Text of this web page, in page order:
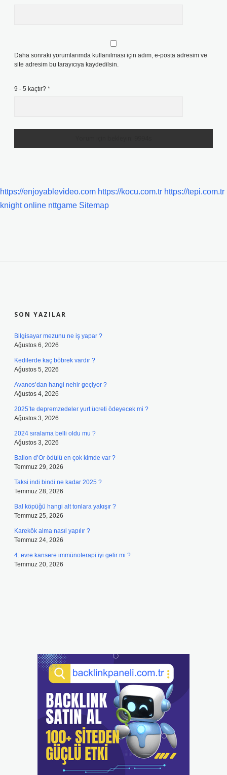
Daha sonraki yorumlarımda kullanılması için adım, e-posta adresim ve
site adresim bu tarayıcıya kaydedilsin.
9 - 5 kaçtır? *
https://enjoyablevideo.com https://kocu.com.tr https://tepi.com.tr
knight online nttgame Sitemap
SON YAZILAR
Bilgisayar mezunu ne iş yapar ?
Ağustos 6, 2026
Kedilerde kaç böbrek vardır ?
Ağustos 5, 2026
Avanos’dan hangi nehir geçiyor ?
Ağustos 4, 2026
2025’te depremzedeler yurt ücreti ödeyecek mi ?
Ağustos 3, 2026
2024 sıralama belli oldu mu ?
Ağustos 3, 2026
Ballon d’Or ödülü en çok kimde var ?
Temmuz 29, 2026
Taksi indi bindi ne kadar 2025 ?
Temmuz 28, 2026
Bal köpüğü hangi alt tonlara yakışır ?
Temmuz 25, 2026
Karekök alma nasıl yapılır ?
Temmuz 24, 2026
4. evre kansere immünoterapi iyi gelir mi ?
Temmuz 20, 2026